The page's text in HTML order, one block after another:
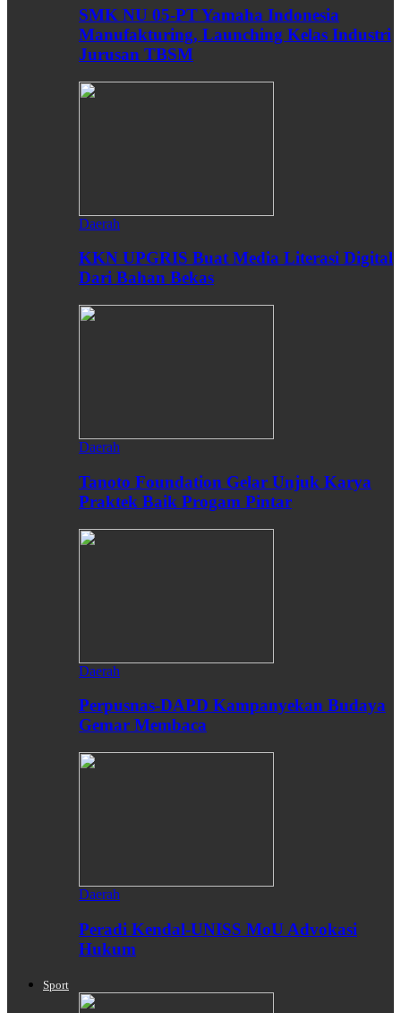
SMK NU 05-PT Yamaha Indonesia
Manufakturing, Launching Kelas Industri
Jurusan TBSM
Daerah
KKN UPGRIS Buat Media Literasi Digital
Dari Bahan Bekas
Daerah
Tanoto Foundation Gelar Unjuk Karya
Praktek Baik Progam Pintar
Daerah
Perpusnas-DAPD Kampanyekan Budaya
Gemar Membaca
Daerah
Peradi Kendal-UNISS MoU Advokasi
Hukum
Sport